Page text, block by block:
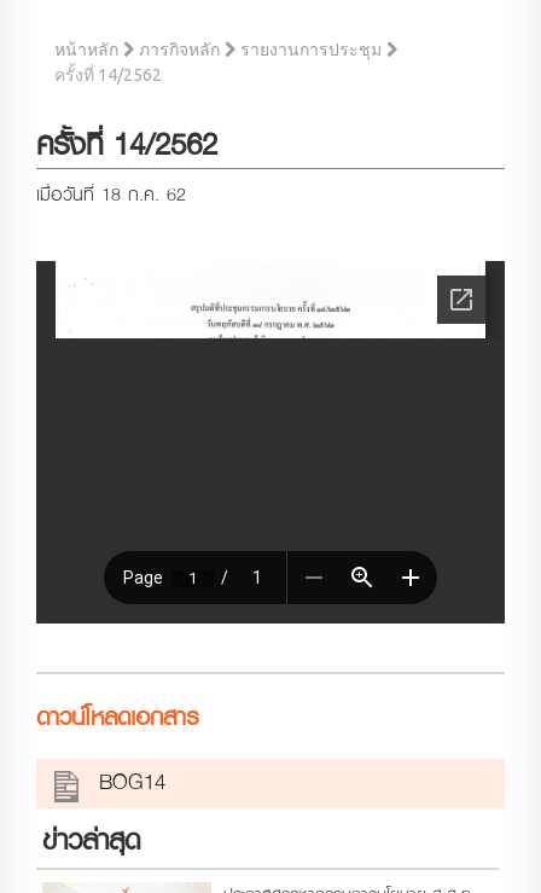
หน้าหลัก ภารกิจหลัก รายงานการประชุม
ครั้งที่ 14/2562
ครั้งที่ 14/2562
เมื่อวันที่ 18 ก.ค. 62
ดาวน์โหลดเอกสาร
BOG14
ข่าวล่าสุด